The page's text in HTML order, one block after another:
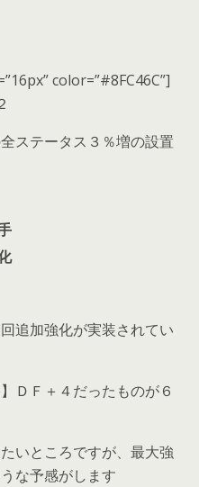
color=”#8FC46C”]
ステータス３％増の設置
追加強化が実装されてい
ＤＦ＋４だったものが６
いところですが、最大強
な予感がします